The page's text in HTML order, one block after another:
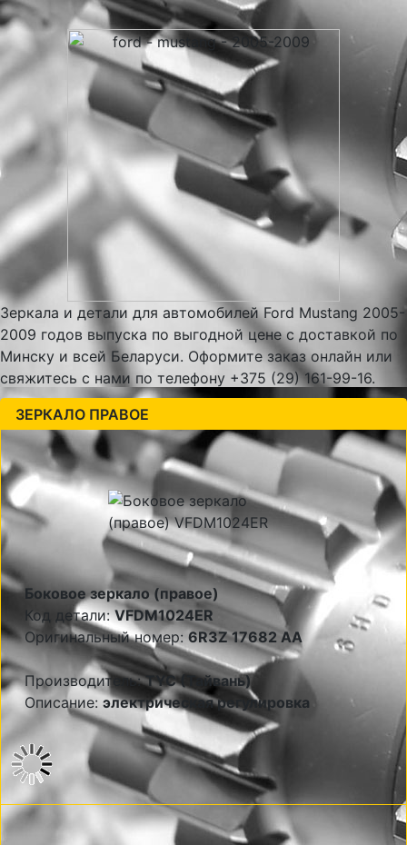
Зеркала и детали для автомобилей Ford Mustang 2005-
2009 годов выпуска по выгодной цене с доставкой по
Минску и всей Беларуси. Оформите заказ онлайн или
свяжитесь с нами по телефону +375 (29) 161-99-16.
ЗЕРКАЛО ПРАВОЕ
Боковое зеркало (правое)
Код детали:VFDM1024ER
Оригинальный номер:6R3Z 17682 AA
Производитель:TYC (Тайвань)
Описание: электрическая регулировка